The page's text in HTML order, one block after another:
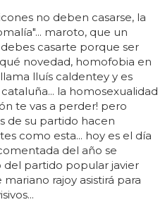
no deben casarse, la
maroto, que un
casarte porque ser
novedad, homofobia en
lluís caldentey y es
la homosexualidad
te vas a perder! pero
de su partido hacen
como esta... hoy es el día
del año se
partido popular javier
rajoy asistirá para